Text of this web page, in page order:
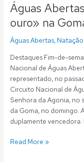
Águas
ouro» na
Águas Abertas,
Destaques Fim-de-
Nacional de Águas
representado, no
Circuito Nacional de
Senhora da Agonia, no
da Goma, no domingo.
duplamente vencedora.
Read More »